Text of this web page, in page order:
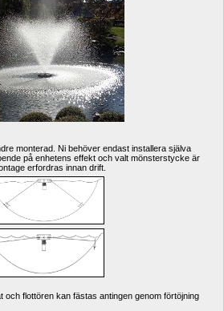
monterad. Ni behöver endast installera själva
på enhetens effekt och valt mönsterstycke är
erfordras innan drift.
och flottören kan fästas antingen genom förtöjning